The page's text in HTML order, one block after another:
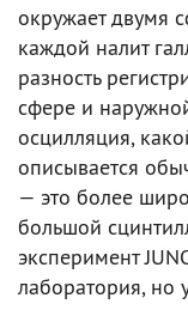
окружает двумя
каждой налит
разность
сфере и
осцилляция,
описывается
— это более
большой
эксперимент
лаборатория, но